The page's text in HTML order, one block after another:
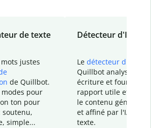
de texte
justes
de Quillbot.
pour
ton pour
soutenu,
simple...
Détecteur d'IA
Le détecteur d'IA
Quillbot analyse votre
écriture et fournit un
rapport utile et
le contenu généré
et affiné par l'IA
texte.